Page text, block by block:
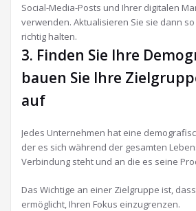
Social-Media-Posts und Ihrer digitalen
verwenden. Aktualisieren Sie sie dann
richtig halten.
3. Finden Sie Ihre
bauen Sie Ihre
auf
Jedes Unternehmen hat eine
der es sich während der gesamten
Verbindung steht und an die es seine
Das Wichtige an einer Zielgruppe ist,
ermöglicht, Ihren Fokus einzugrenzen.